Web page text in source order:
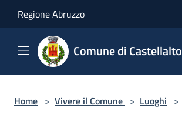
Regione Abruzzo
Comune di Castellalto
Home > Vivere il Comune > Luoghi >